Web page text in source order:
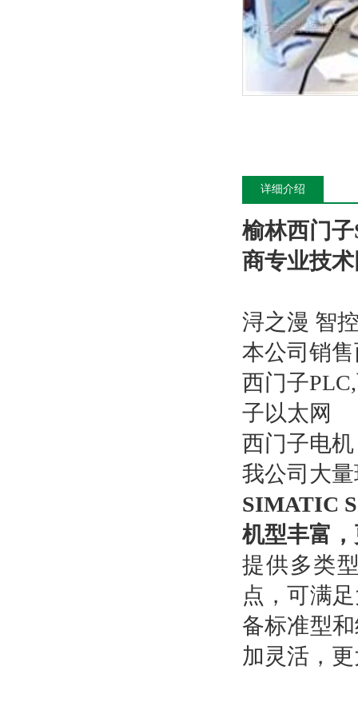
详细介绍
榆林西门
商专业技
浔之漫 智
本公司销
西门子
子以太网
西门子电
我公司大
SIMATIC
机型丰富
提供多类
点，可满
备标准型
加灵活，